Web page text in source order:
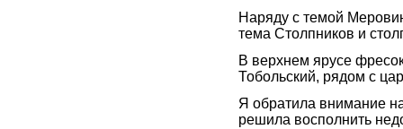
Наряду с темой
тема Столпников и
В верхнем ярусе
Тобольский, рядом с
Я обратила внимание
решила восполнить